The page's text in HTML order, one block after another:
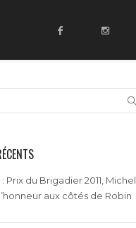
: Prix du Brigadier 2011, Michel
aux côtés de Robin